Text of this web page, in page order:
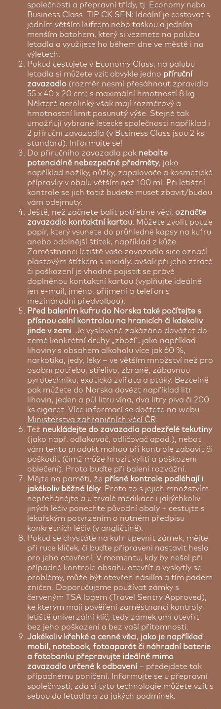
společnosti a přepravní třídy, tj. Economy nebo
Business Class. TIP CK SEN: Ideální je cestovat s
jedním větším kufrem nebo taškou a jedním
menším batohem, který si vezmete na palubu
letadla a využijete ho během dne ve městě i na
výletech.
Pokud cestujete v Economy Class, na palubu
letadla si můžete vzít obvykle jedno příruční
zavazadlo (rozměr nesmí přesáhnout zpravidla
55 x 40 x 20 cm) s maximální hmotností 8 kg.
Některé aerolinky však mají rozměrový a
hmotnostní limit posunutý výše. Stejně tak
umožňují vybrané letecké společnosti například i
2 příruční zavazadla (v Business Class jsou 2 ks
standard). Informujte se!
Do příručního zavazadla pak nebalte
potenciálně nebezpečné předměty, jako
například nožíky, nůžky, zapalovače a kosmetické
přípravky v obalu větším než 100 ml. Při letištní
kontrole se jich totiž budete muset zbavit/budou
vám odejmuty.
Ještě, než začnete balit potřebné věci, označte
zavazadlo kontaktní kartou . Můžete zvolit pouze
papír, který vsunete do průhledné kapsy na kufru
anebo odolnější štítek, například z kůže.
Zaměstnanci letiště vaše zavazadlo sice označí
plastovým štítkem s iniciály, avšak při jeho ztrátě
či poškození je vhodné pojistit se právě
doplněnou kontaktní kartou (vyplňujte ideálně
jen e-mail, jméno, příjmení a telefon s
mezinárodní předvolbou).
Před balením kufru do Norska také počítejte s
přísnou celní kontrolou na hranicích či kdekoliv
jinde v zemi . Je vysloveně zakázáno dovážet do
země konkrétní druhy „zboží“, jako například
lihoviny s obsahem alkoholu více jak 60 %,
narkotika, jedy, léky – ve větším množství než pro
osobní potřebu, střelivo, zbraně, zábavnou
pyrotechniku, exotická zvířata a ptáky. Bezcelně
pak můžete do Norska dovézt například litr
lihovin, jeden a půl litru vína, dva litry piva či 200
ks cigaret. Více informací se dočtete na webu
Ministerstva zahraničních věcí ČR
Též neukládejte do zavazadla podezřelé tekutiny
(jako např. odlakovač, odličovač apod.), neboť
vám tento produkt mohou při kontrole zabavit či
poškodit (čímž může hrozit vylití a poškození
oblečení). Proto buďte při balení rozvážní.
Mějte na paměti, že přísné kontrole podléhají i
jakékoliv běžné léky. Proto to s jejich množstvím
nepřehánějte a u trvalé medikace i jakýchkoliv
jiných léčiv ponechte původní obaly + cestujte s
lékařským potvrzením o nutném předpisu
konkrétních léčiv (v angličtině).
Pokud se chystáte na kufr upevnit zámek, mějte
při ruce klíček, či buďte připraveni nastavit heslo
pro jeho otevření. V momentu, kdy by nešel při
případné kontrole obsahu otevřít a vyskytly se
problémy, může být otevřen násilím a tím pádem
zničen. Doporučujeme používat zámky s
červeným TSA logem (Travel Sentry Approved),
ke kterým mají pověření zaměstnanci kontroly
letiště univerzální klíč, tedy zámek umí otevřít
bez jeho poškození a bez vaší přítomnosti.
Jakékoliv křehké a cenné věci, jako je například
mobil, notebook, fotoaparát či náhradní baterie
a fotobanku přepravujte ideálně mimo
zavazadlo určené k odbavení – předejdete tak
případnému poničení. Informujte se u přepravní
společnosti, zda si tyto technologie můžete vzít s
sebou do letadla a za jakých podmínek.